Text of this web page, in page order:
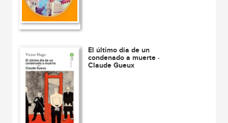
El último día de un
condenado a muerte ·
Claude Gueux